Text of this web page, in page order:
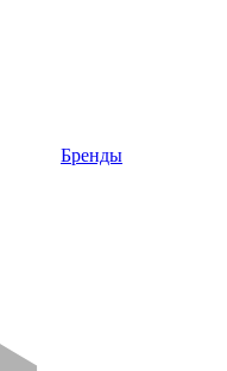
Бренды